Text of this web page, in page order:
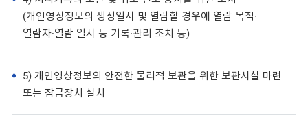
(개인영상정보의 생성일시 및 열람할 경우에 열람 목적·
열람자·열람 일시 등 기록·관리 조치 등)
5) 개인영상정보의 안전한 물리적 보관을 위한 보관시설 마련
또는 잠금장치 설치